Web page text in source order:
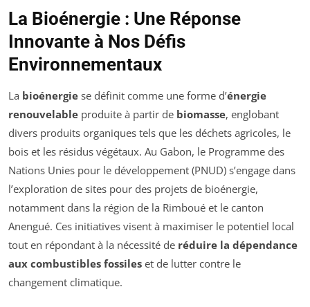
La Bioénergie : Une Réponse
Innovante à Nos Défis
Environnementaux
La bioénergie se définit comme une forme d’énergie
renouvelable produite à partir de biomasse, englobant
divers produits organiques tels que les déchets agricoles, le
bois et les résidus végétaux. Au Gabon, le Programme des
Nations Unies pour le développement (PNUD) s’engage dans
l’exploration de sites pour des projets de bioénergie,
notamment dans la région de la Rimboué et le canton
Anengué. Ces initiatives visent à maximiser le potentiel local
tout en répondant à la nécessité de réduire la dépendance
aux combustibles fossiles et de lutter contre le
changement climatique.